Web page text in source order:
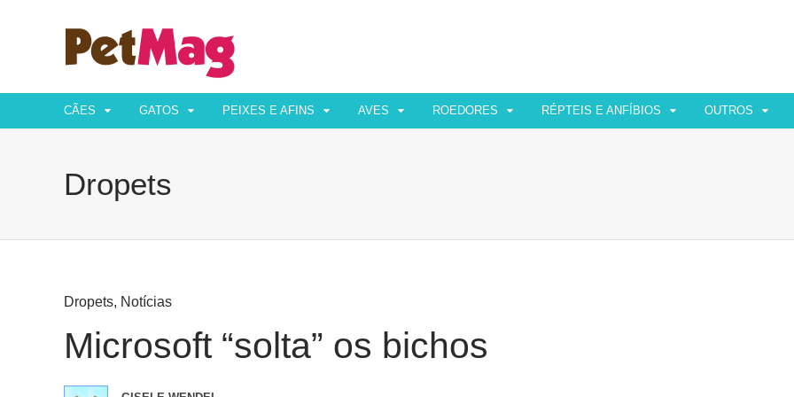
CÃES GATOS PEIXES E AFINS AVES ROEDORES RÉPTEIS E ANFÍBIOS OUTROS
Dropets
Dropets, Notícias
Microsoft “solta” os bichos